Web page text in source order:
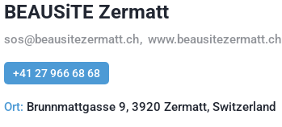
BEAUSiTE Zermatt
sos@beausitezermatt.ch, www.beausitezermatt.ch
+41 27 966 68 68
Ort: Brunnmattgasse 9, 3920 Zermatt, Switzerland